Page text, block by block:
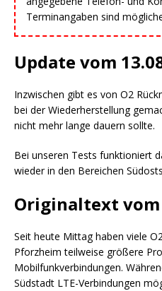
Terminangaben sind
Update vom
Inzwischen gibt es von O2
bei der Wiederherstellung
nicht mehr lange dauern sollte.
Bei unseren Tests funktioniert
wieder in den Bereichen
Originaltext vom
Seit heute Mittag haben viele
Pforzheim teilweise größere
Mobilfunkverbindungen.
Südstadt LTE-Verbindungen